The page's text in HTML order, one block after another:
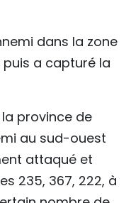
dans la zone
a capturé la
province de
au sud-ouest
attaqué et
235, 367, 222, à